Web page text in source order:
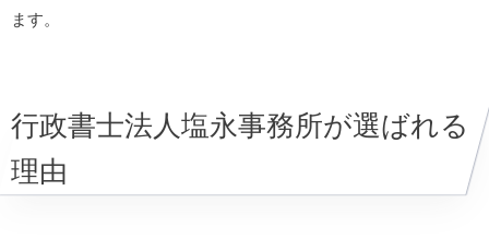
ます。
行政書士法人塩永事務所が選ばれる
理由